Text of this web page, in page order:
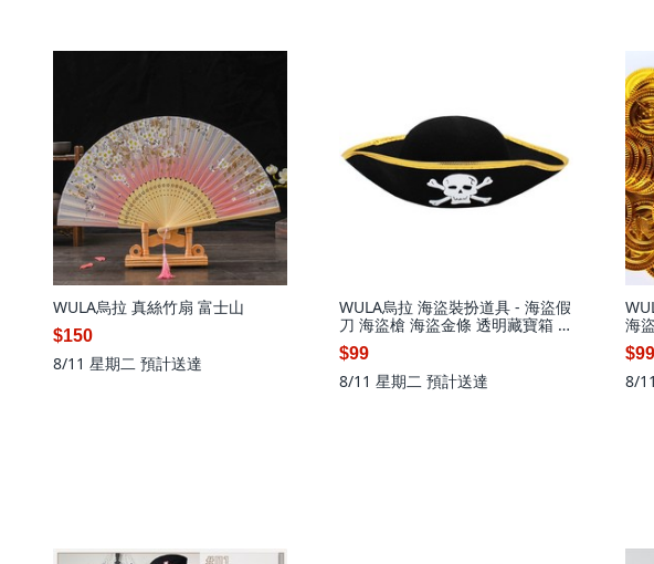
WULA烏拉 真絲竹扇 富士山
$150
8/11 星期二 預計送達
WULA烏拉 海盜裝扮道具 - 海盜假
刀 海盜槍 海盜金條 透明藏寶箱 海
盜旗 海盜金幣 海盜假槍
$99
8/11 星期二 預計送達
海
海盜
$99
8/